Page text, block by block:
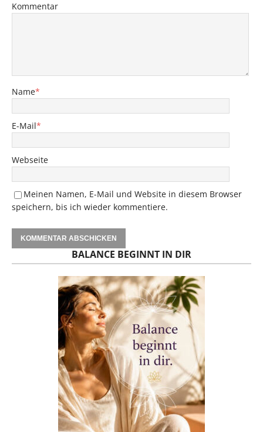
Kommentar
Name*
E-Mail*
Webseite
Meinen Namen, E-Mail und Website in diesem Browser
speichern, bis ich wieder kommentiere.
BALANCE BEGINNT IN DIR